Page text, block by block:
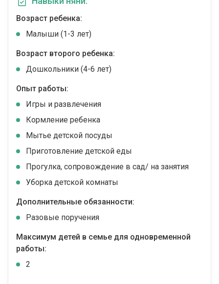
Возраст ребенка:
Малыши (1-3 лет)
Возраст второго ребенка:
Дошкольники (4-6 лет)
Опыт работы:
Игры и развлечения
Кормление ребенка
Мытье детской посуды
Приготовление детской еды
Прогулка, сопровождение в сад/ на занятия
Уборка детской комнаты
Дополнительные обязанности:
Разовые поручения
Максимум детей в семье для одновременной
работы:
2